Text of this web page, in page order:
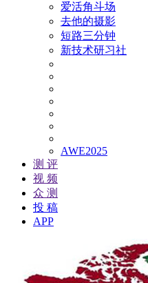
爱活角斗场
去他的摄影
短路三分钟
新技术研习社
AWE2025
测 评
视 频
众 测
投 稿
APP